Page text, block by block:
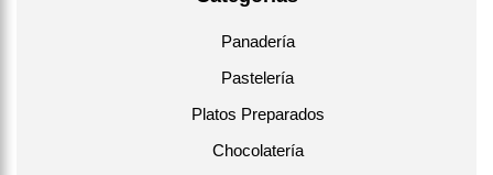
Panadería
Pastelería
Platos Preparados
Chocolatería